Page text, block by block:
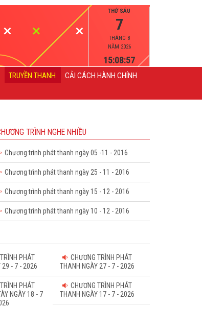
THỨ SÁU
7
THÁNG 8
NĂM 2026
15:08:57
TRUYỀN THANH
CẢI CÁCH HÀNH CHÍNH
TRÌNH NGHE NHIỀU
Chương trình phát thanh ngày 05 -11 - 2016
Chương trình phát thanh ngày 25 - 11 - 2016
Chương trình phát thanh ngày 15 - 12 - 2016
Chương trình phát thanh ngày 10 - 12 - 2016
PHÁT
29 - 7 - 2026
CHƯƠNG TRÌNH PHÁT
THANH NGÀY 27 - 7 - 2026
PHÁT
NGÀY 18 - 7
CHƯƠNG TRÌNH PHÁT
THANH NGÀY 17 - 7 - 2026